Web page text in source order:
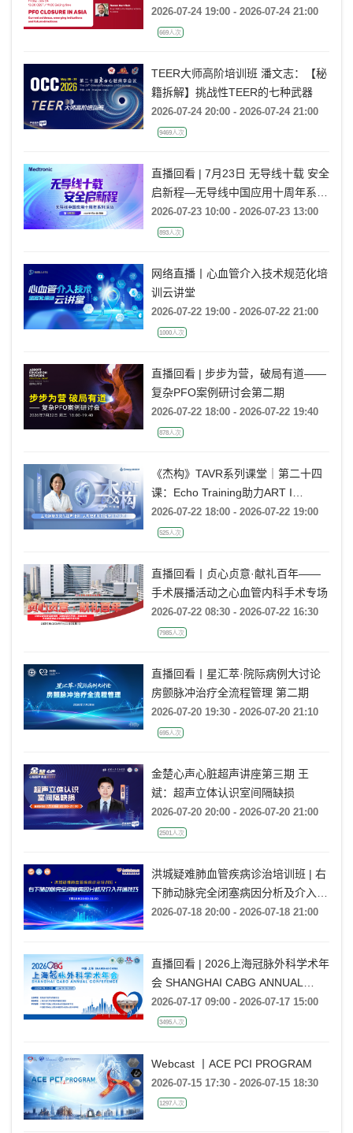
emerging indications and future
directions
2026-07-24 19:00 - 2026-07-24 21:00
669人次
TEER大师高阶培训班 潘文志：【秘
籍拆解】挑战性TEER的七种武器
2026-07-24 20:00 - 2026-07-24 21:00
9469人次
直播回看 | 7月23日 无导线十载 安全
启新程—无导线中国应用十周年系列
活动
2026-07-23 10:00 - 2026-07-23 13:00
893人次
网络直播丨心血管介入技术规范化培
训云讲堂
2026-07-22 19:00 - 2026-07-22 21:00
1000人次
直播回看 | 步步为营，破局有道——
复杂PFO案例研讨会第二期
2026-07-22 18:00 - 2026-07-22 19:40
878人次
《杰构》TAVR系列课堂｜第二十四
课：Echo Training助力ART I
Rebecca T. Hahn教授《主动脉瓣反
流的超声培训：从病理机制到临床诊
2026-07-22 18:00 - 2026-07-22 19:00
525人次
直播回看丨贞心贞意·献礼百年——
手术展播活动之心血管内科手术专场
2026-07-22 08:30 - 2026-07-22 16:30
7985人次
直播回看丨星汇萃·院际病例大讨论
房颤脉冲治疗全流程管理 第二期
2026-07-20 19:30 - 2026-07-20 21:10
695人次
金楚心声心脏超声讲座第三期 王
斌：超声立体认识室间隔缺损
2026-07-20 20:00 - 2026-07-20 21:00
2501人次
洪城疑难肺血管疾病诊治培训班 | 右
下肺动脉完全闭塞病因分析及介入开
通技巧
2026-07-18 20:00 - 2026-07-18 21:00
直播回看 | 2026上海冠脉外科学术年
会 SHANGHAI CABG ANNUAL
CONFERENCE
2026-07-17 09:00 - 2026-07-17 15:00
3495人次
Webcast 丨ACE PCI PROGRAM
2026-07-15 17:30 - 2026-07-15 18:30
1297人次